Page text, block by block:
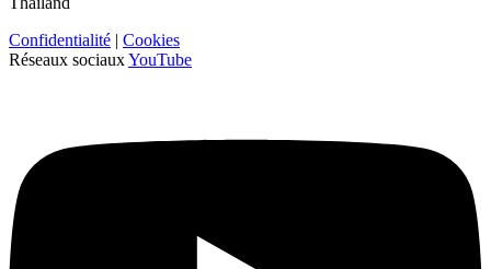
Confidentialité
Cookies
Réseaux sociauxYouTube